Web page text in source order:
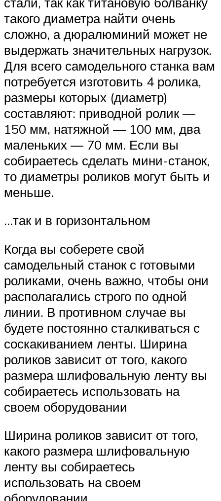
такого диаметра найти очень
сложно, а дюралюминий может не
выдержать значительных нагрузок.
Для всего самодельного станка вам
потребуется изготовить 4 ролика,
размеры которых (диаметр)
составляют: приводной ролик —
150 мм, натяжной — 100 мм, два
маленьких — 70 мм. Если вы
собираетесь сделать мини-станок,
то диаметры роликов могут быть и
меньше.
…так и в горизонтальном
Когда вы соберете свой
самодельный станок с готовыми
роликами, очень важно, чтобы они
располагались строго по одной
линии. В противном случае вы
будете постоянно сталкиваться с
соскакиванием ленты. Ширина
роликов зависит от того, какого
размера шлифовальную ленту вы
собираетесь использовать на
своем оборудовании
Ширина роликов зависит от того,
какого размера шлифовальную
ленту вы собираетесь
использовать на своем